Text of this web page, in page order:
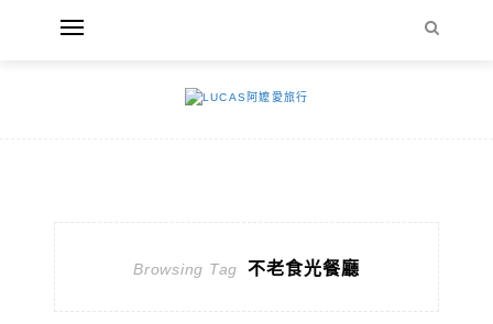
Browsing Tag 不老食光餐廳